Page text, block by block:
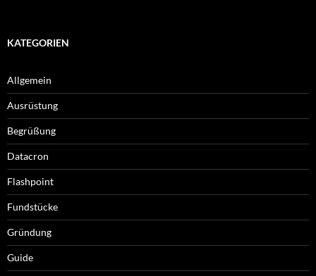
KATEGORIEN
Allgemein
Ausrüstung
Begrüßung
Datacron
Flashpoint
Fundstücke
Gründung
Guide